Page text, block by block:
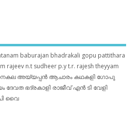
baburajan bhadrakali gopu pattithara
rajeev n.t sudheer p.yt.r. rajesh theyyam
അയ്യപ്പന്‍ ആചാരം കഥകളി ഗോപു
ദേവത ഭദ്രകാളി രാജീവ് എൻ ടി വേളി
വൈ